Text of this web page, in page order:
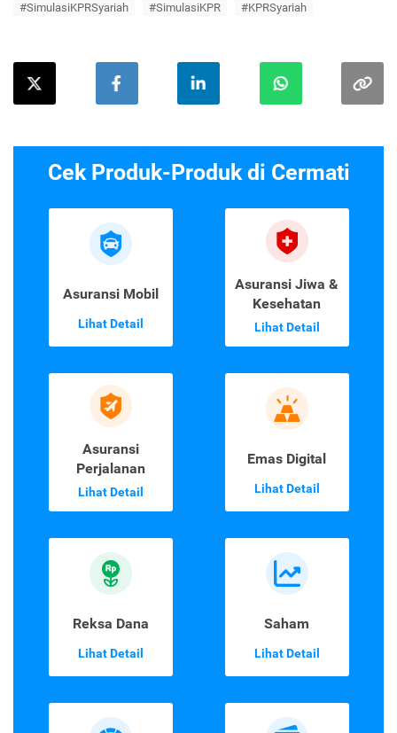
#SimulasiKPRSyariah #SimulasiKPR #KPRSyariah
Cek Produk-Produk di Cermati
Asuransi Mobil
Lihat Detail
Asuransi Jiwa &
Kesehatan
Lihat Detail
Asuransi
Perjalanan
Lihat Detail
Emas Digital
Lihat Detail
Reksa Dana
Lihat Detail
Saham
Lihat Detail